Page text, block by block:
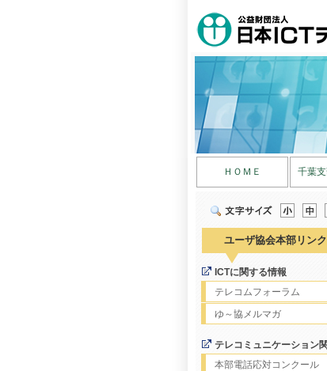
ＨＯＭＥ 千葉
ユーザ協会本部リンク
ICTに関する情報
テレコムフォーラム
ゆ～協メルマガ
テレコミュニケーション
本部電話応対コンクール